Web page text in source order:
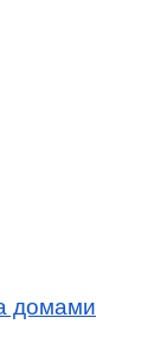
домами